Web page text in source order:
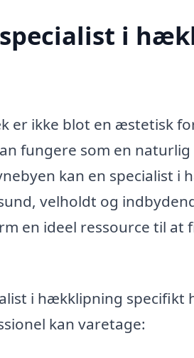
i
er ikke blot en æstetisk
fungere som en
kan en specialist
velholdt og
en ideel ressource til
i hækklipning
kan varetage: